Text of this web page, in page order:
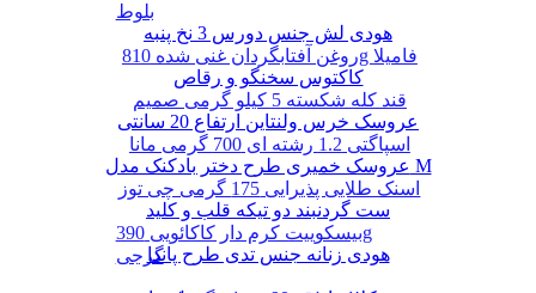
بلوط
روغن آفتابگردان غنی شده 810g فامیلا
قند کله شکسته 5 کیلو گرمی صمیم
اسپاگتی 1.2 رشته ای 700 گرمی مانا
اسنک طلایی پذیرایی 175 گرمی چی توز
بیسکوییت کرم دار کاکائویی 390g
گرجی
هودی لش جنس دورس 3 نخ پنبه
کاکتوس سخنگو و رقاص
عروسک خرس ولنتاین ارتفاع 20 سانتی
عروسک خمیری طرح دختر بادکنک مدل M
ست گردنبند دو تیکه قلب و کلید
هودی زنانه جنس تدی طرح پاندا